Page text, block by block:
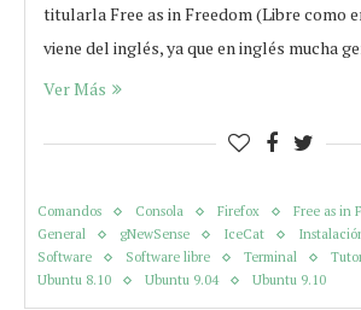
titularla Free as in Freedom (Libre como
viene del inglés, ya que en inglés mucha
Ver Más
Comandos Consola Firefox
Free as in
General
gNewSense IceCat
Software
Software libre Terminal
Ubuntu 8.10
Ubuntu 9.04 Ubuntu 9.10